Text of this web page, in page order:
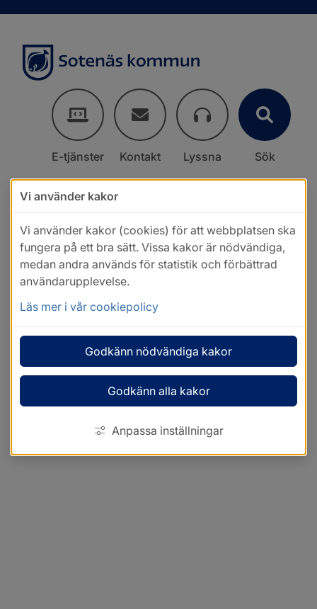
E-tjänster Kontakt Lyssna Sök
Vi använder kakor
Vi använder kakor (cookies) för att webbplatsen ska
fungera på ett bra sätt. Vissa kakor är nödvändiga,
medan andra används för statistik och förbättrad
användarupplevelse.
Läs mer i vår cookiepolicy
Godkänn nödvändiga kakor
Godkänn alla kakor
Anpassa inställningar